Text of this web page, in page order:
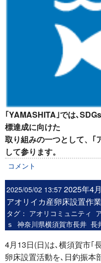
｢YAMASHITA｣では､
標達成に向けた
取り組みの一つとして、｢
して参ります。
コメント
2025/05/02 13:57 2025年4
アオリイカ産卵床設置作
タグ： アオリコミュニティ
ｓ 神奈川県横須賀市長井 長
4月13日(日)は､横須賀市｢
卵床設置活動を､日釣振本